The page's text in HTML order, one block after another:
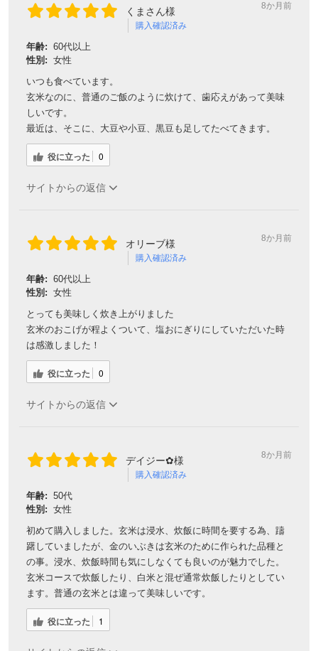
くまさん様
購入確認済み
8か月前
年齢: 60代以上
性別: 女性
いつも食べています。
玄米なのに、普通のご飯のように炊けて、歯応えがあって美味
しいです。
最近は、そこに、大豆や小豆、黒豆も足してたべてきます。
役に立った 0
サイトからの返信
オリーブ様
購入確認済み
8か月前
年齢: 60代以上
性別: 女性
とっても美味しく炊き上がりました
玄米のおこげが程よくついて、塩おにぎりにしていただいた時
は感激しました！
役に立った 0
サイトからの返信
デイジー✿様
購入確認済み
8か月前
年齢: 50代
性別: 女性
初めて購入しました。玄米は浸水、炊飯に時間を要する為、躊
躇していましたが、金のいぶきは玄米のために作られた品種と
の事。浸水、炊飯時間も気にしなくても良いのが魅力でした。
玄米コースで炊飯したり、白米と混ぜ通常炊飯したりとしてい
ます。普通の玄米とは違って美味しいです。
役に立った 1